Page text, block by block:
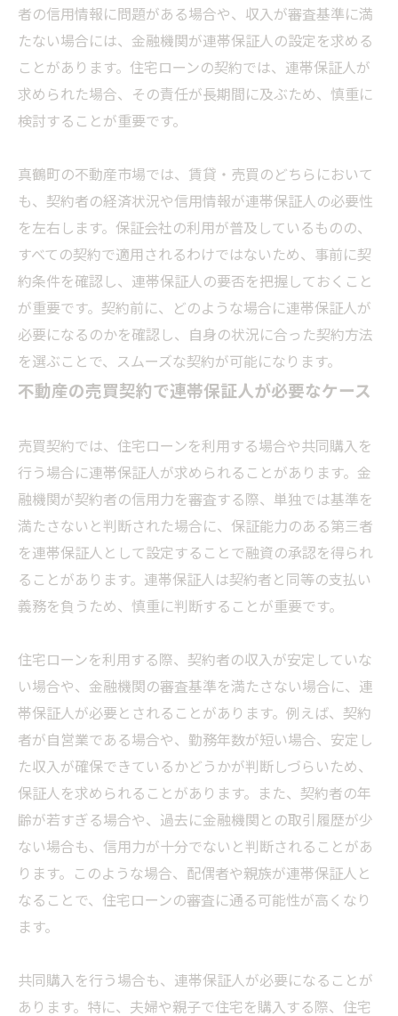
者の信用情報に問題がある場合や、収入が審査基準に満
たない場合には、金融機関が連帯保証人の設定を求める
ことがあります。住宅ローンの契約では、連帯保証人が
求められた場合、その責任が長期間に及ぶため、慎重に
検討することが重要です。
真鶴町の不動産市場では、賃貸・売買のどちらにおいて
も、契約者の経済状況や信用情報が連帯保証人の必要性
を左右します。保証会社の利用が普及しているものの、
すべての契約で適用されるわけではないため、事前に契
約条件を確認し、連帯保証人の要否を把握しておくこと
が重要です。契約前に、どのような場合に連帯保証人が
必要になるのかを確認し、自身の状況に合った契約方法
を選ぶことで、スムーズな契約が可能になります。
不動産の売買契約で連帯保証人が必要なケース
売買契約では、住宅ローンを利用する場合や共同購入を
行う場合に連帯保証人が求められることがあります。金
融機関が契約者の信用力を審査する際、単独では基準を
満たさないと判断された場合に、保証能力のある第三者
を連帯保証人として設定することで融資の承認を得られ
ることがあります。連帯保証人は契約者と同等の支払い
義務を負うため、慎重に判断することが重要です。
住宅ローンを利用する際、契約者の収入が安定していな
い場合や、金融機関の審査基準を満たさない場合に、連
帯保証人が必要とされることがあります。例えば、契約
者が自営業である場合や、勤務年数が短い場合、安定し
た収入が確保できているかどうかが判断しづらいため、
保証人を求められることがあります。また、契約者の年
齢が若すぎる場合や、過去に金融機関との取引履歴が少
ない場合も、信用力が十分でないと判断されることがあ
ります。このような場合、配偶者や親族が連帯保証人と
なることで、住宅ローンの審査に通る可能性が高くなり
ます。
共同購入を行う場合も、連帯保証人が必要になることが
あります。特に、夫婦や親子で住宅を購入する際、住宅